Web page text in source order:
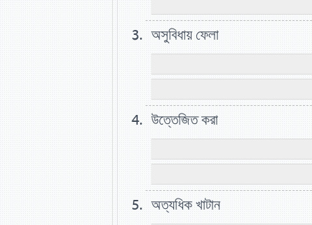
অসুবিধায় ফেলা
উত্তেজিত করা
অত্যধিক খাটান